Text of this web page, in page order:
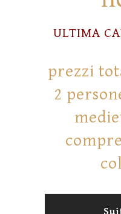
Il tuo n. di
Il tuo
ULTIMA
prezzi
2